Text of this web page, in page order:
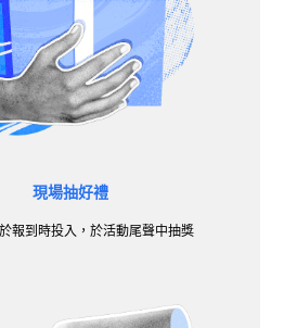
現場抽好禮
報到時投入，於活動尾聲中抽獎